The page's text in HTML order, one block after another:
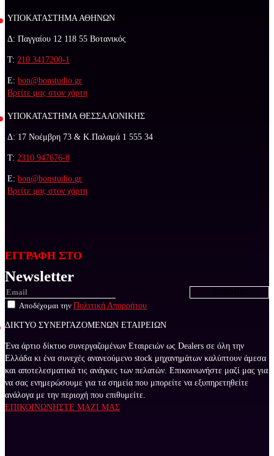
ΥΠΟΚΑΤΑΣΤΗΜΑ ΑΘΗΝΩΝ
Δ: Παγγαίου 12 118 55 Βοτανικός
Τ: 210 3417200-1
E:bon@bonstudio.gr
Βρείτε μας στον χάρτη
ΥΠΟΚΑΤΑΣΤΗΜΑ ΘΕΣΣΑΛΟΝΙΚΗΣ
Δ: 17 Νοέμβρη 73 & Κ.Παλαμά 1 555 34
Τ: 2310 947676-8
E:bon@bonstudio.gr
Βρείτε μας στον χάρτη
ΕΓΓΡΑΦΗ ΣΤΟ
Newsletter
Αποδέχομαι την Πολιτική Απορρήτου
ΔΙΚΤΥΟ ΣΥΝΕΡΓΑΖΟΜΕΝΩΝ ΕΤΑΙΡΕΙΩΝ
Ένα άρτιο δίκτυο συνεργαζομένων Εταιρειών ως Dealers σε όλη την
Ελλάδα κι ένα συνεχές ανανεούμενο stock μηχανημάτων καλύπτουν άμεσα
και αποτελεσματικά τις ανάγκες των πελατών. Επικοινωνήστε μαζί μας για
να σας ενημερώσουμε για τα σημεία που μπορείτε να εξυπηρετηθείτε
ανάλογα με την περιοχή που επιθυμείτε.
ΕΠΙΚΟΙΝΩΝΗΣΤΕ ΜΑΖΙ ΜΑΣ